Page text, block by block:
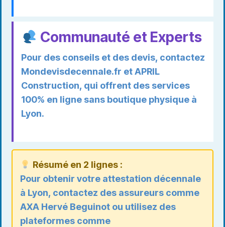
Communauté et Experts
Pour des conseils et des devis, contactez
Mondevisdecennale.fr etAPRIL
Construction, qui offrent des services
100% en ligne sans boutique physique à
Lyon.
Résumé en 2 lignes :
Pour obtenir votre attestation décennale
à Lyon, contactez des assureurs comme
AXA Hervé Beguinot ou utilisez des
plateformes comme